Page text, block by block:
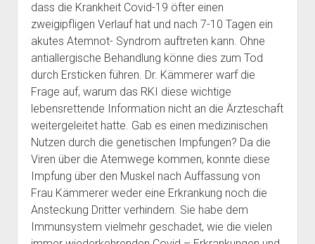
dass die Krankheit Covid-19 öfter einen
zweigipfligen Verlauf hat und nach 7-10 Tagen ein
akutes Atemnot- Syndrom auftreten kann. Ohne
antiallergische Behandlung könne dies zum Tod
durch Ersticken führen. Dr. Kämmerer warf die
Frage auf, warum das RKI diese wichtige
lebensrettende Information nicht an die Ärzteschaft
weitergeleitet hatte. Gab es einen medizinischen
Nutzen durch die genetischen Impfungen? Da die
Viren über die Atemwege kommen, konnte diese
Impfung über den Muskel nach Auffassung von
Frau Kämmerer weder eine Erkrankung noch die
Ansteckung Dritter verhindern. Sie habe dem
Immunsystem vielmehr geschadet, wie die vielen